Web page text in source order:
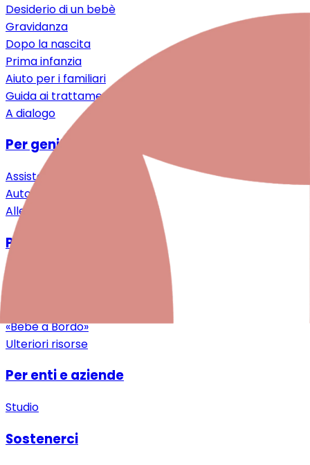
Desiderio di un bebè
Gravidanza
Dopo la nascita
Prima infanzia
Aiuto per i familiari
Guida ai trattamenti
A dialogo
Per genitori e famiglie
Assistenza specialistica
Auto-aiuto & Comunità
Alleggerimento & Supporto
Per professioniste/i
«Bebè a Bordo»
Ulteriori risorse
Per enti e aziende
Studio
Sostenerci